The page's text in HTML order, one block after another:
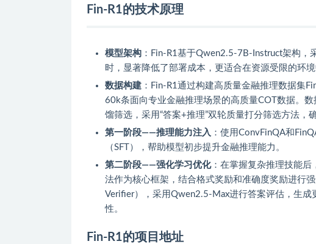
Fin-R1的技术原理
模型架构 ：Fin-R1基于Qwen2.5-7B-Instruct架构，
时，显著降低了部署成本，更适合在资源受限的环境
数据构建 ：Fin-R1通过构建高质量金融推理数据集
60k条面向专业金融推理场景的高质量COT数据。
馏筛选，采用“答案+推理”双轮质量打分筛选方法，
第一阶段——推理能力注入 ：使用ConvFinQA和
（SFT），帮助模型初步提升金融推理能力。
第二阶段——强化学习优化：在掌握复杂推理技能后
法作为核心框架，结合格式奖励和准确度奖励进行
Verifier），采用Qwen2.5-Max进行答案评估，生
性。
Fin-R1的项目地址